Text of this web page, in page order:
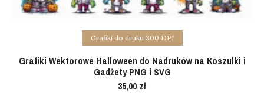
Add to cart
Grafiki do druku 300 DPI
Grafiki Wektorowe Halloween do Nadruków na Koszulki i
Gadżety PNG i SVG
35,00 zł